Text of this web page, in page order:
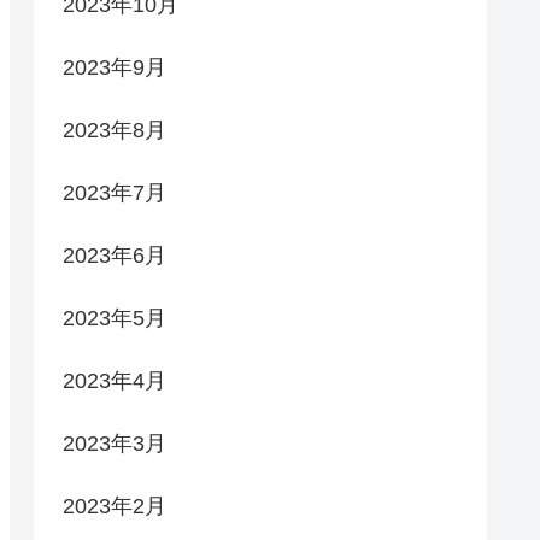
2023年9月
2023年8月
2023年7月
2023年6月
2023年5月
2023年4月
2023年3月
2023年2月